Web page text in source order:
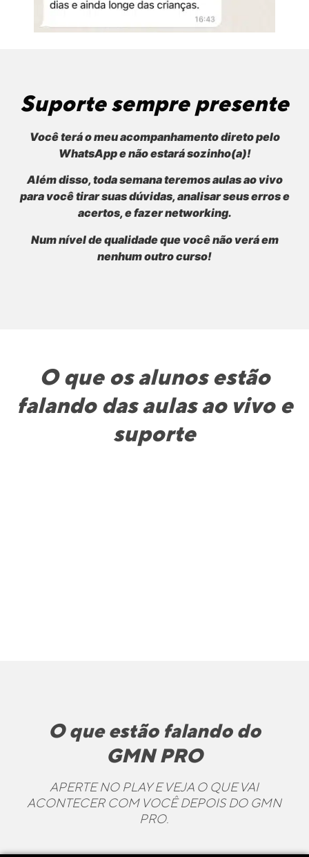
Suporte sempre presente
Você terá o meu acompanhamento direto pelo
WhatsApp e não estará sozinho(a)!
Além disso, toda semana teremos aulas ao vivo
para você tirar suas dúvidas, analisar seus erros e
acertos, e fazer networking.
Num nível de qualidade que você não verá em
nenhum outro curso!
O que os alunos estão
falando das aulas ao vivo e
suporte
O que estão falando do
GMN PRO
APERTE NO PLAYE VEJA O QUE VAI
ACONTECER COM VOCÊ DEPOIS DO GMN
PRO.